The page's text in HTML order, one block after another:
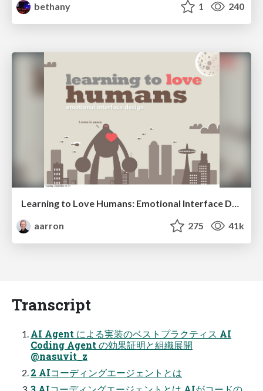
bethany
1 240
aarron
275 41k
Transcript
AI Agent による実装のベストプラクティス AI
Coding Agent の効果証明と組織展開
@nasuvit_z
2 AIコーディングエージェントとは